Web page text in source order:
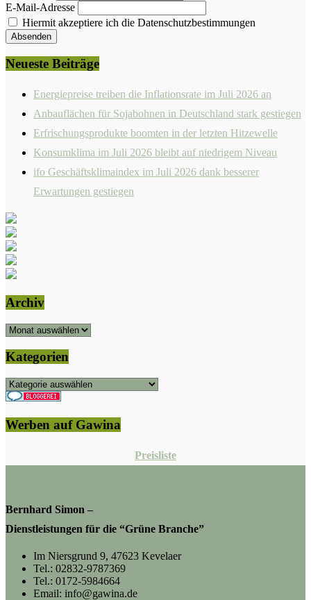
E-Mail-Adresse
Hiermit akzeptiere ich die Datenschutzbestimmungen
Neueste Beiträge
Energiepreise treiben die Inflationsrate im Juli 2026 an
Anbauflächen für Sojabohnen in Deutschland stark gestiegen
Erfrischungsprodukte boomten in der letzten Hitzewelle
Konsumklima im Juli 2026 bleibt auf niedrigem Niveau
ifo Geschäftsklimaindex im Juli 2026 dank besserer
Erwartungen gestiegen
Archiv
Archiv
Kategorien
Kategorien
Werben auf Gawina
Preisliste
Bernhard Simon –
Dienstleistungen für die “Grüne Branche”
Im Niersgrund 9, 47623 Kevelaer
Tel.: 02832-9787369
Tel.: 0172-5984664
Email: info@gawina.de